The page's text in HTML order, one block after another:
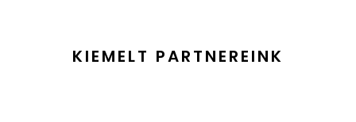
KIEMELT PARTNEREINK